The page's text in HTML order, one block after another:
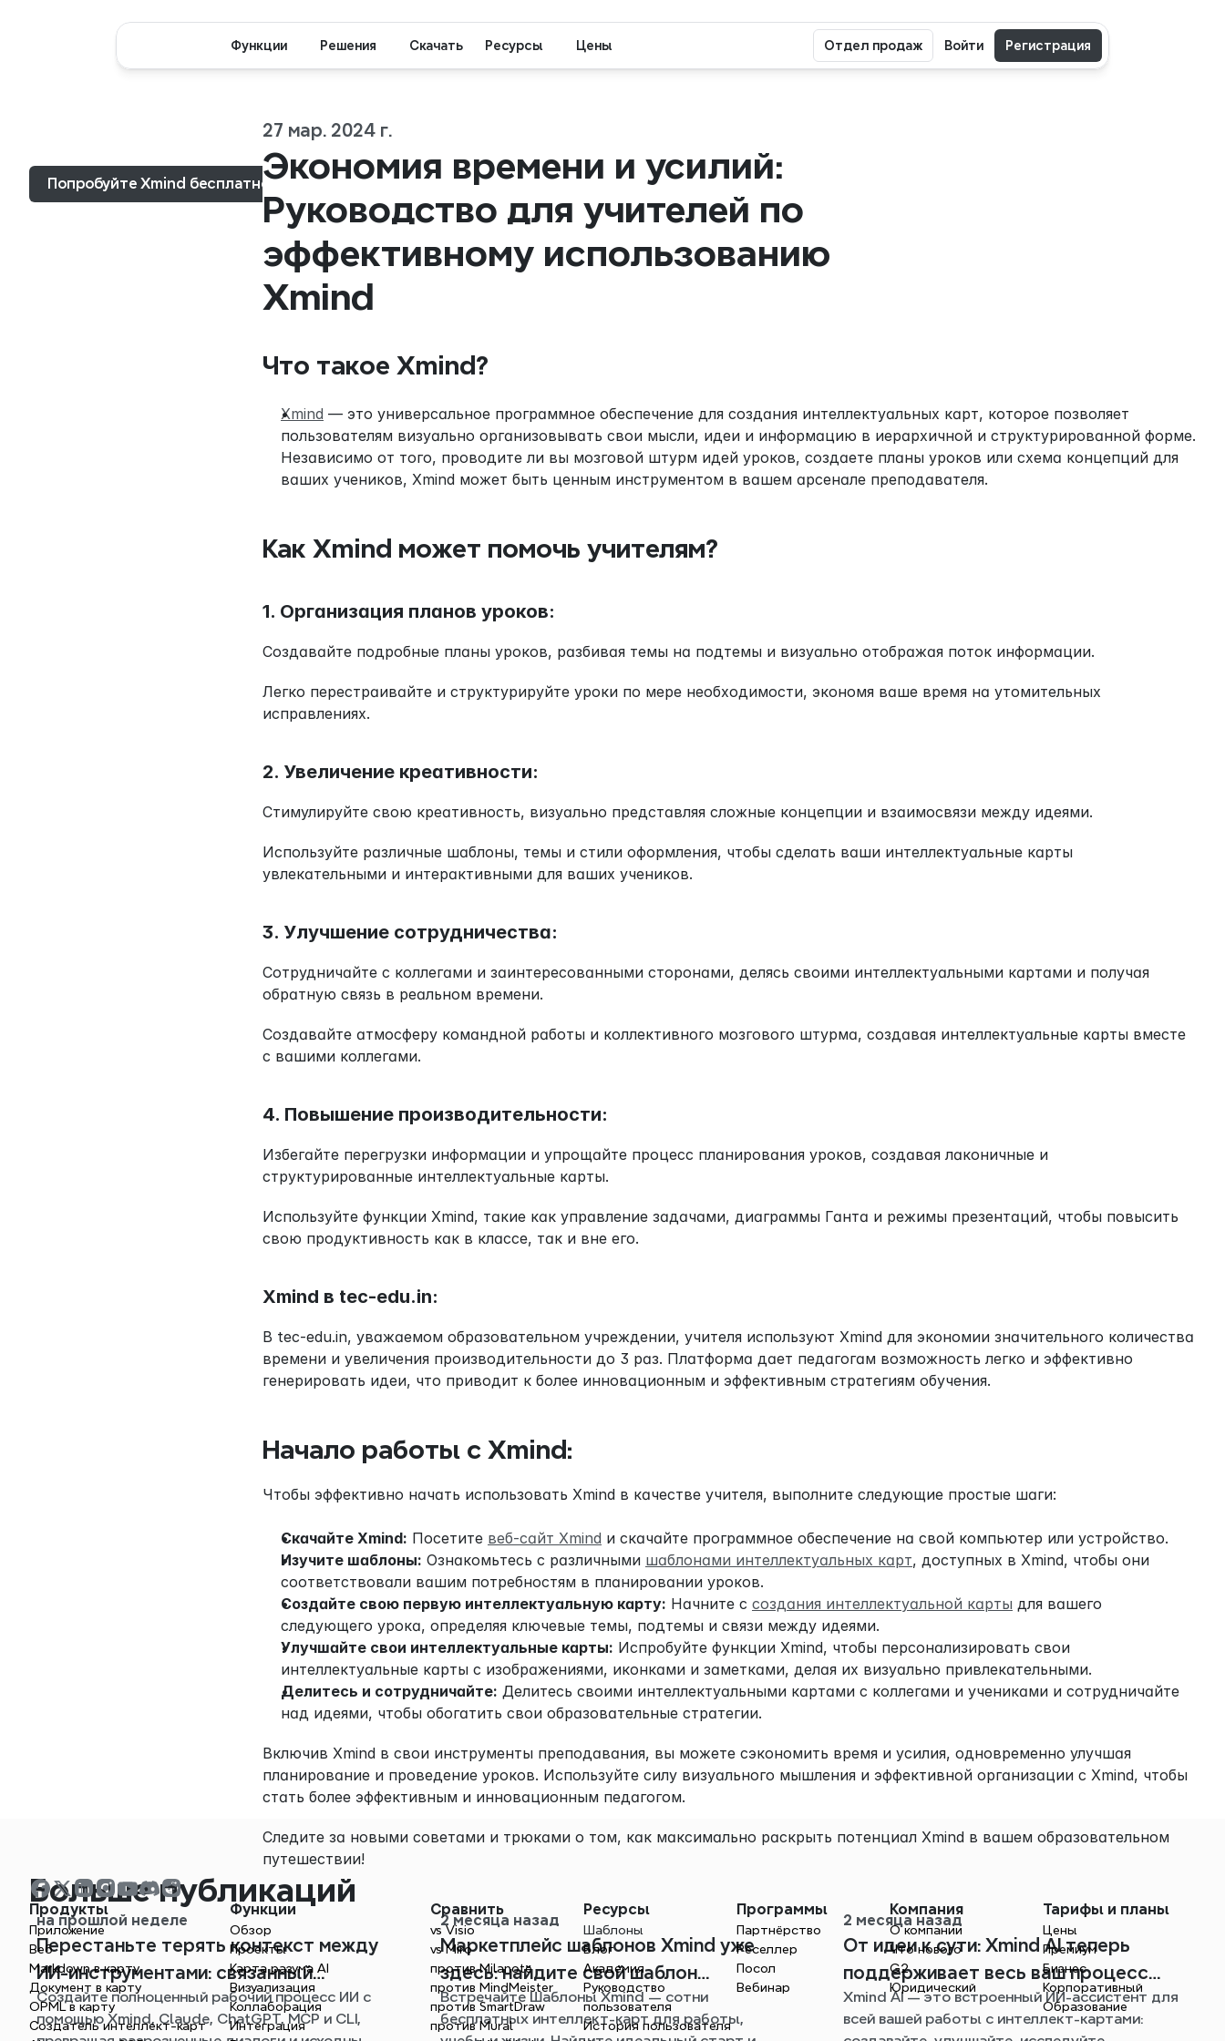
Попробуйте Xmind бесплатно
27 мар. 2024 г.
Экономия времени и усилий:
Руководство для учителей по
эффективному использованию
Xmind
Что такое Xmind?
Xmind — это универсальное программное обеспечение для создания интеллектуальных карт, которое позволяет
пользователям визуально организовывать свои мысли, идеи и информацию в иерархичной и структурированной форме.
Независимо от того, проводите ли вы мозговой штурм идей уроков, создаете планы уроков или схема концепций для
ваших учеников, Xmind может быть ценным инструментом в вашем арсенале преподавателя.
Как Xmind может помочь учителям?
1. Организация планов уроков:
Создавайте подробные планы уроков, разбивая темы на подтемы и визуально отображая поток информации.
Легко перестраивайте и структурируйте уроки по мере необходимости, экономя ваше время на утомительных
исправлениях.
2. Увеличение креативности:
Стимулируйте свою креативность, визуально представляя сложные концепции и взаимосвязи между идеями.
Используйте различные шаблоны, темы и стили оформления, чтобы сделать ваши интеллектуальные карты
увлекательными и интерактивными для ваших учеников.
3. Улучшение сотрудничества:
Сотрудничайте с коллегами и заинтересованными сторонами, делясь своими интеллектуальными картами и получая
обратную связь в реальном времени.
Создавайте атмосферу командной работы и коллективного мозгового штурма, создавая интеллектуальные карты вместе
с вашими коллегами.
4. Повышение производительности:
Избегайте перегрузки информации и упрощайте процесс планирования уроков, создавая лаконичные и
структурированные интеллектуальные карты.
Используйте функции Xmind, такие как управление задачами, диаграммы Ганта и режимы презентаций, чтобы повысить
свою продуктивность как в классе, так и вне его.
Xmind в tec-edu.in:
В tec-edu.in, уважаемом образовательном учреждении, учителя используют Xmind для экономии значительного количества
времени и увеличения производительности до 3 раз. Платформа дает педагогам возможность легко и эффективно
генерировать идеи, что приводит к более инновационным и эффективным стратегиям обучения.
Начало работы с Xmind:
Чтобы эффективно начать использовать Xmind в качестве учителя, выполните следующие простые шаги:
Скачайте Xmind: Посетите веб-сайт Xmind и скачайте программное обеспечение на свой компьютер или устройство.
Изучите шаблоны: Ознакомьтесь с различными шаблонами интеллектуальных карт, доступных в Xmind, чтобы они
соответствовали вашим потребностям в планировании уроков.
Создайте свою первую интеллектуальную карту: Начните с создания интеллектуальной карты для вашего
следующего урока, определяя ключевые темы, подтемы и связи между идеями.
Улучшайте свои интеллектуальные карты: Испробуйте функции Xmind, чтобы персонализировать свои
интеллектуальные карты с изображениями, иконками и заметками, делая их визуально привлекательными.
Делитесь и сотрудничайте: Делитесь своими интеллектуальными картами с коллегами и учениками и сотрудничайте
над идеями, чтобы обогатить свои образовательные стратегии.
Включив Xmind в свои инструменты преподавания, вы можете сэкономить время и усилия, одновременно улучшая
планирование и проведение уроков. Используйте силу визуального мышления и эффективной организации с Xmind, чтобы
стать более эффективным и инновационным педагогом.
Следите за новыми советами и трюками о том, как максимально раскрыть потенциал Xmind в вашем образовательном
путешествии!
Больше публикаций
на прошлой неделе
Перестаньте терять контекст между
ИИ-инструментами: связанный
рабочий процесс с Xmind
Создайте полноценный рабочий процесс ИИ с
помощью Xmind, Claude, ChatGPT, MCP и CLI,
2 месяца назад
Mаpкетплейс шаблонов Xmind уже
здесь: найдите свой шаблон
интеллект-карты для любой
ситуации
Встречайте Шаблоны Xmind — сотни
бесплатных интеллект-карт для работы,
2 месяца назад
От идеи к сути: Xmind AI теперь
поддерживает весь ваш процесс
создания интеллект-карт
Xmind AI — это встроенный ИИ-ассистент для
всей вашей работы с интеллект-картами:
Продукты
Приложение
Веб
Markdown в карту
Документ в карту
OPML в карту
Создатель интеллект-карт
Функции
Обзор
Проекты
Карта разума AI
Визуализация
Коллаборация
Интеграция
Сравнить
vs Visio
vs Miro
против Milanote
против MindMeister
против SmartDraw
против Mural
Ресурсы
Шаблоны
Блог
Академия
Руководство
пользователя
История пользователя
Программы
Партнёрство
Реселлер
Посол
Вебинар
Компания
О компании
Что нового
G2
Юридический
Тарифы и планы
Цены
Премиум
Бизнес
Корпоративный
Образование
Функции Решения Скачать Ресурсы Цены Отдел продаж Войти Регистрация